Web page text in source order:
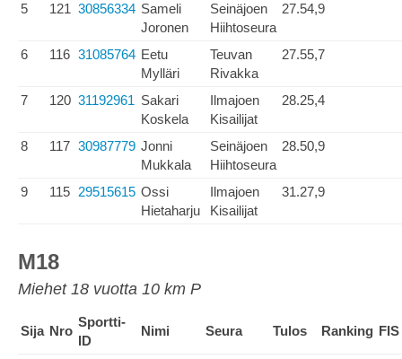
5 121 30856334 Sameli
Joronen
Seinäjoen
Hiihtoseura
27.54,9
6 116 31085764 Eetu
Mylläri
Teuvan
Rivakka
27.55,7
7 120 31192961 Sakari
Koskela
Ilmajoen
Kisailijat
28.25,4
8 117 30987779 Jonni
Mukkala
Seinäjoen
Hiihtoseura
28.50,9
9 115 29515615 Ossi
Hietaharju
Ilmajoen
Kisailijat
31.27,9
M18
Miehet 18 vuotta 10 km P
Sija Nro
Sportti-
ID
Nimi Seura Tulos Ranking FIS